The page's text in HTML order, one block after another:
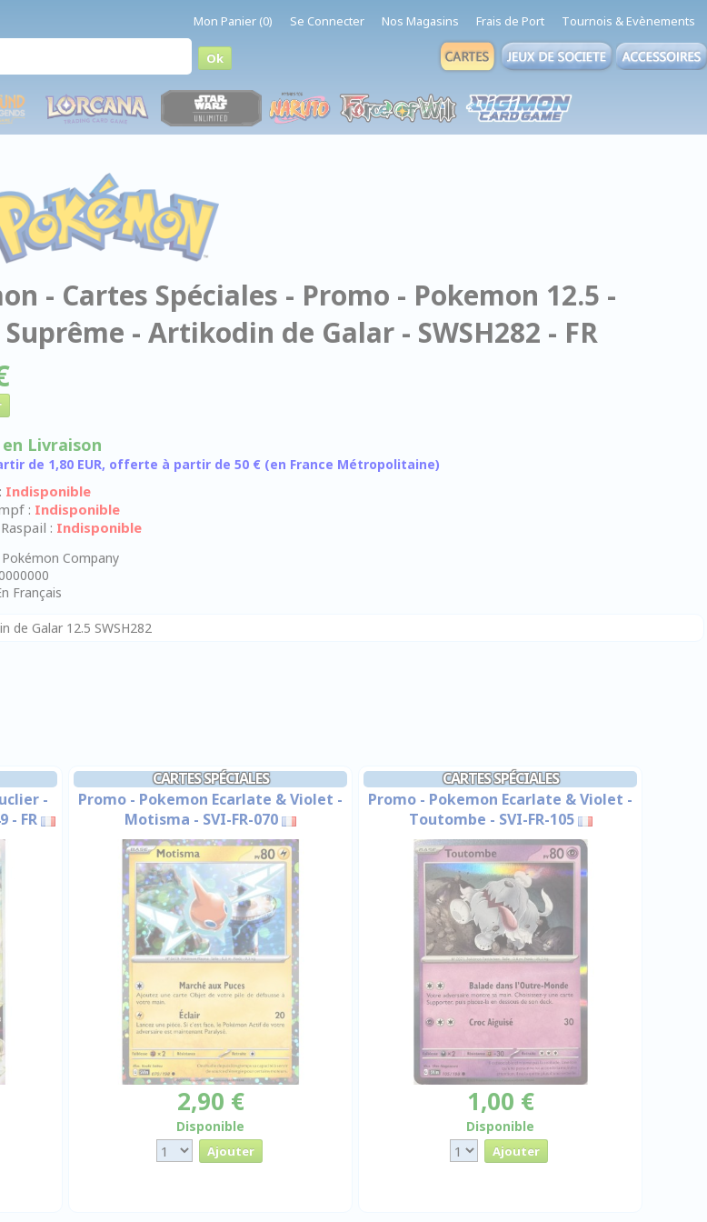
Mon Panier (0) Se Connecter Nos Magasins Frais de Port Tournois & Evènements
- Cartes Spéciales - Promo - Pokemon 12.5 -
- Artikodin de Galar - SWSH282 - FR
Livraison
de 1,80 EUR, offerte à partir de 50 € (en France Métropolitaine)
Indisponible
: Indisponible
: Indisponible
Company
Français
de Galar 12.5 SWSH282
-
- FR
CARTES SPÉCIALES
Promo - Pokemon Ecarlate & Violet -
Motisma - SVI-FR-070
2,90 €
Disponible
CARTES SPÉCIALES
Promo - Pokemon Ecarlate & Violet -
Toutombe - SVI-FR-105
1,00 €
Disponible